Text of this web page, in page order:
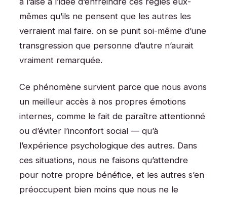
mêmes qu’ils ne pensent que les autres les
verraient mal faire. on se punit soi-même d’une
transgression que personne d’autre n’aurait
vraiment remarquée.
Ce phénomène survient parce que nous avons
un meilleur accès à nos propres émotions
internes, comme le fait de paraître attentionné
ou d’éviter l’inconfort social — qu’à
l’expérience psychologique des autres. Dans
ces situations, nous ne faisons qu’attendre
pour notre propre bénéfice, et les autres s’en
préoccupent bien moins que nous ne le